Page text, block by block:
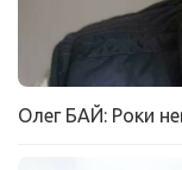
Олег БАЙ: Роки